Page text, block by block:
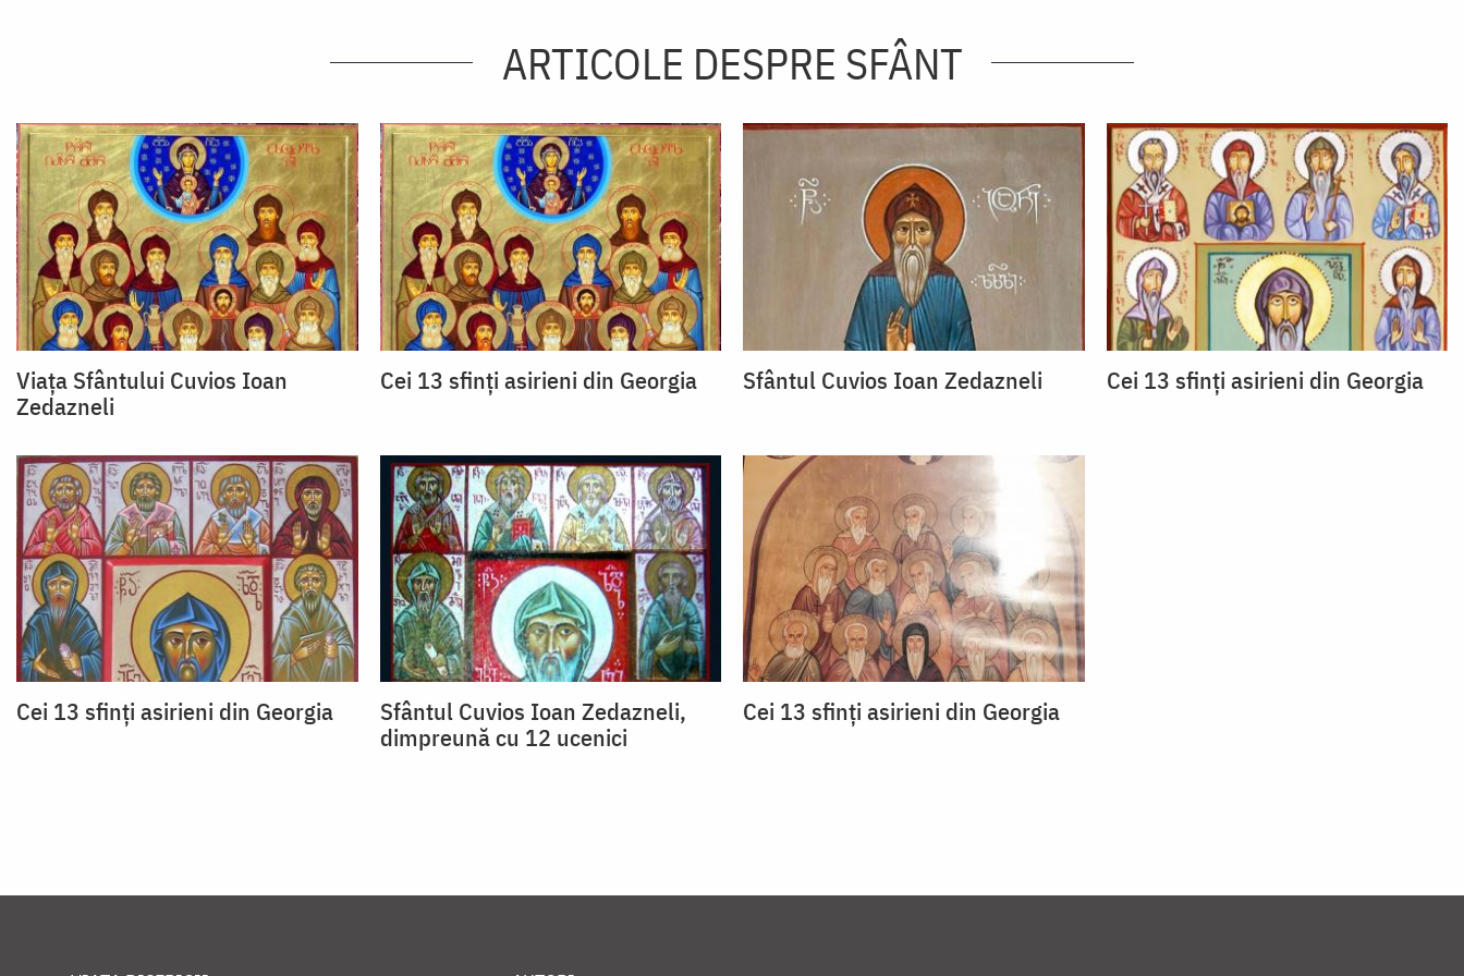
ARTICOLE DESPRE SFÂNT
Viața Sfântului Cuvios Ioan
Zedazneli
Cei 13 sfinți asirieni din Georgia Sfântul Cuvios Ioan Zedazneli Cei 13 sfinți asirieni din Georgia
Cei 13 sfinți asirieni din Georgia
Sfântul Cuvios Ioan Zedazneli,
dimpreună cu 12 ucenici
Cei 13 sfinți asirieni din Georgia